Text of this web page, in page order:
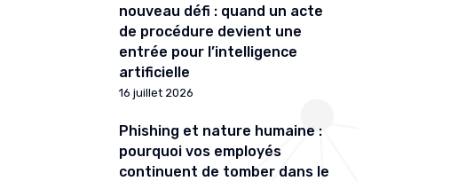
nouveau défi : quand un acte
de procédure devient une
entrée pour l’intelligence
artificielle
16 juillet 2026
Phishing et nature humaine :
pourquoi vos employés
continuent de tomber dans le